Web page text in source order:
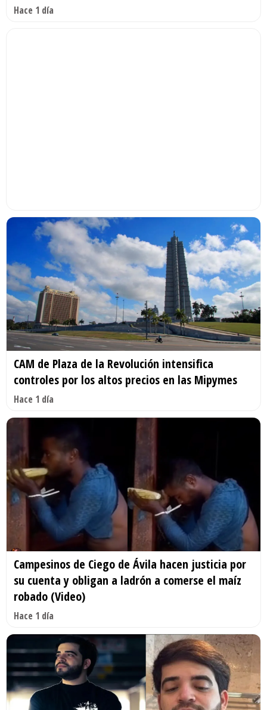
Hace 1 día
CAM de Plaza de la Revolución intensifica
controles por los altos precios en las Mipymes
Hace 1 día
Campesinos de Ciego de Ávila hacen justicia por
su cuenta y obligan a ladrón a comerse el maíz
robado (Video)
Hace 1 día